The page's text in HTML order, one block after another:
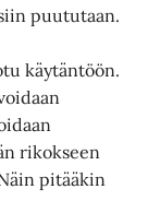
puututaan.
käytäntöön.
rikokseen
pitääkin